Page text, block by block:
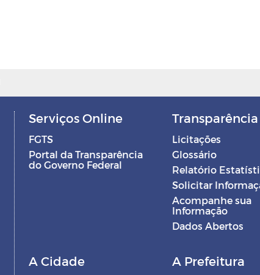
Serviços Online
FGTS
Portal da Transparência
do Governo Federal
Transparência
Licitações
Glossário
Relatório
Solicitar
Acompanhe sua
Informação
Dados Abertos
A Cidade A Prefeitura